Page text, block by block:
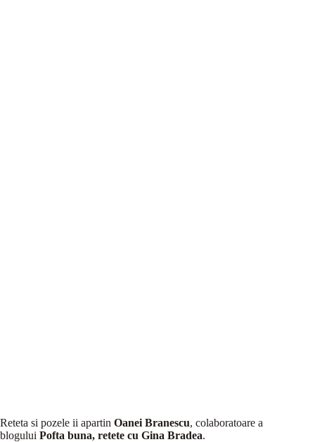
Reteta si pozele ii apartin Oanei Branescu, colaboratoare a
blogului Pofta buna, retete cu Gina Bradea.